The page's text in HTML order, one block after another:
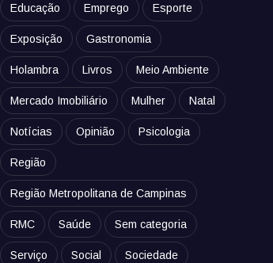
Educação Emprego Esporte
Exposição Gastronomia
Holambra Livros Meio Ambiente
Mercado Imobiliário Mulher Natal
Notícias Opinião Psicologia
Região
Região Metropolitana de Campinas
RMC Saúde Sem categoria
Serviço Social Sociedade